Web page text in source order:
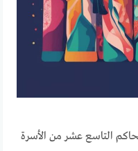
التاسع عشر من الأسرة